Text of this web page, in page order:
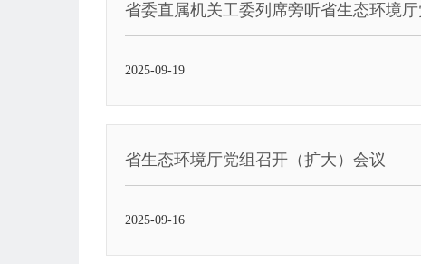
省委直属机关工委列席旁听省生态环境
2025-09-19
省生态环境厅党组召开（扩大）会议
2025-09-16